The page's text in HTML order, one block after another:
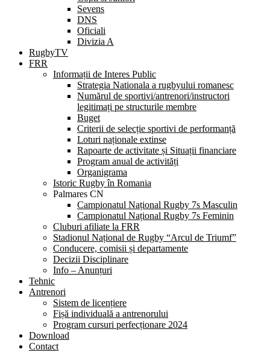
Sevens
DNS
Oficiali
Divizia A
RugbyTV
FRR
Informații de Interes Public
Strategia Nationala a rugbyului romanesc
Numărul de sportivi/antrenori/instructori
legitimați pe structurile membre
Buget
Criterii de selecție sportivi de performanță
Loturi naționale extinse
Rapoarte de activitate și Situații financiare
Program anual de activități
Organigrama
Istoric Rugby în Romania
Palmares CN
Campionatul Național Rugby 7s Masculin
Campionatul Național Rugby 7s Feminin
Cluburi afiliate la FRR
Stadionul Național de Rugby “Arcul de Triumf”
Conducere, comisii și departamente
Decizii Disciplinare
Info – Anunțuri
Tehnic
Antrenori
Sistem de licențiere
Fișă individuală a antrenorului
Program cursuri perfecționare 2024
Download
Contact